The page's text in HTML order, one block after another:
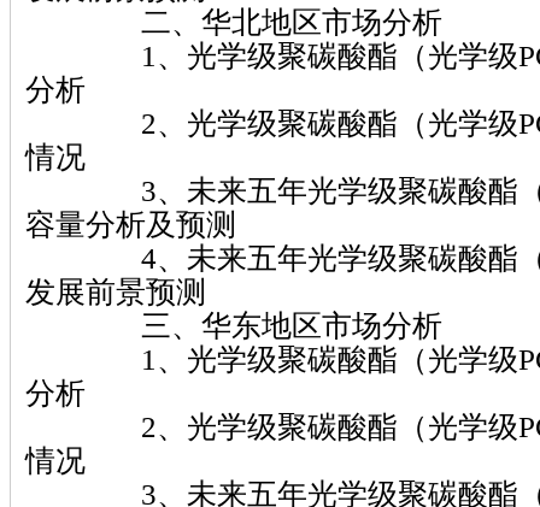
二、华北地区市场分析
1、光学级聚碳酸酯（光学级PC
分析
2、光学级聚碳酸酯（光学级PC
情况
3、未来五年光学级聚碳酸酯（
容量分析及预测
4、未来五年光学级聚碳酸酯（
发展前景预测
三、华东地区市场分析
1、光学级聚碳酸酯（光学级PC
分析
2、光学级聚碳酸酯（光学级PC
情况
3、未来五年光学级聚碳酸酯（